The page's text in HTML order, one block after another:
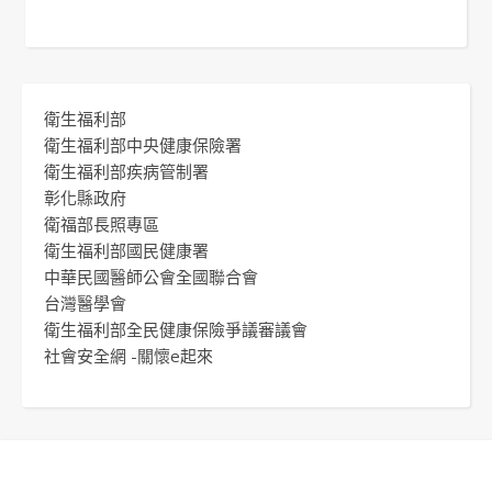
衛生福利部
衛生福利部中央健康保險署
衛生福利部疾病管制署
彰化縣政府
衛福部長照專區
衛生福利部國民健康署
中華民國醫師公會全國聯合會
台灣醫學會
衛生福利部全民健康保險爭議審議會
社會安全網 -關懷e起來